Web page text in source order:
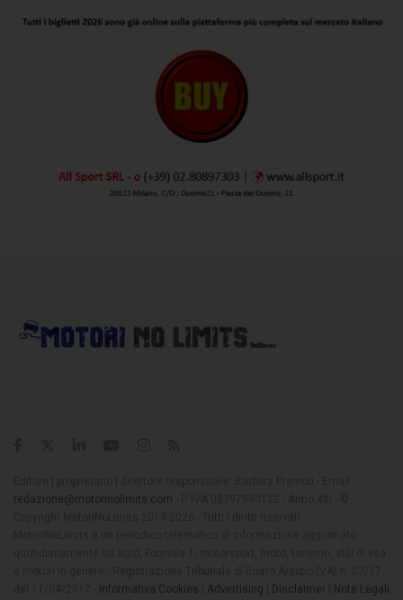
redazione@motorinolimits.com
Informativa Cookies Advertising Disclaimer Note Legali